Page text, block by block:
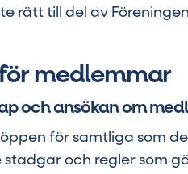
rätt till del av
medlemmar
och ansökan om
för samtliga som
och regler som